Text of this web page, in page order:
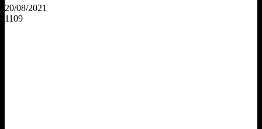
20/08/2021
1109